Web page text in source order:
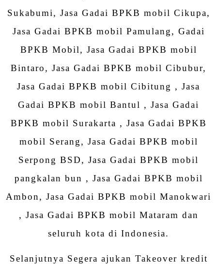
Sukabumi, Jasa Gadai BPKB mobil Cikupa,
Jasa Gadai BPKB mobil Pamulang, Gadai
BPKB Mobil, Jasa Gadai BPKB mobil
Bintaro, Jasa Gadai BPKB mobil Cibubur,
Jasa Gadai BPKB mobil Cibitung , Jasa
Gadai BPKB mobil Bantul , Jasa Gadai
BPKB mobil Surakarta , Jasa Gadai BPKB
mobil Serang, Jasa Gadai BPKB mobil
Serpong BSD, Jasa Gadai BPKB mobil
pangkalan bun , Jasa Gadai BPKB mobil
Ambon, Jasa Gadai BPKB mobil Manokwari
, Jasa Gadai BPKB mobil Mataram dan
seluruh kota di Indonesia.
Selanjutnya Segera ajukan Takeover kredit